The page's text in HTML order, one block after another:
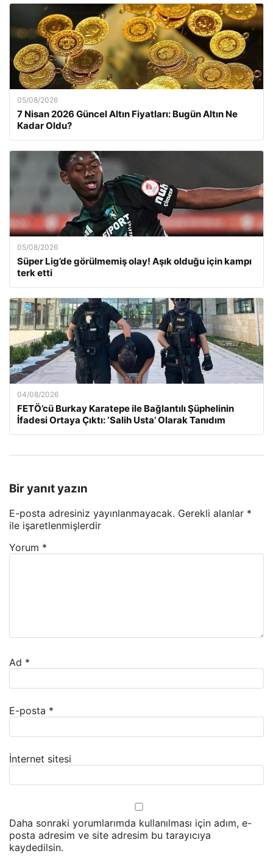
05/08/2026
7 Nisan 2026 Güncel Altın Fiyatları: Bugün Altın Ne
Kadar Oldu?
05/08/2026
Süper Lig’de görülmemiş olay! Aşık olduğu için kampı
terk etti
04/08/2026
FETÖ’cü Burkay Karatepe ile Bağlantılı Şüphelinin
İfadesi Ortaya Çıktı: ‘Salih Usta’ Olarak Tanıdım
Bir yanıt yazın
E-posta adresiniz yayınlanmayacak. Gerekli alanlar *
ile işaretlenmişlerdir
Yorum *
Ad *
E-posta *
İnternet sitesi
Daha sonraki yorumlarımda kullanılması için adım, e-
posta adresim ve site adresim bu tarayıcıya
kaydedilsin.